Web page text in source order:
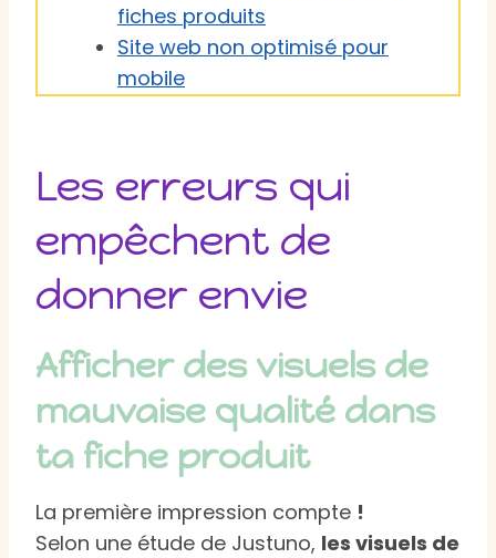
fiches produits
Site web non optimisé pour
mobile
Les erreurs qui
empêchent de
donner envie
Afficher des visuels de
mauvaise qualité dans
ta fiche produit
La première impression compte !
Selon une étude de Justuno, les visuels de